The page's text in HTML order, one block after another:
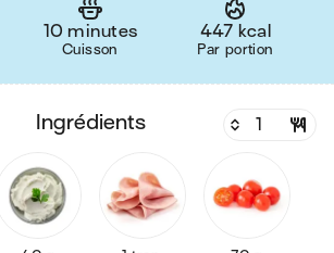
10 minutes
Cuisson
447 kcal
Par portion
ingrédients